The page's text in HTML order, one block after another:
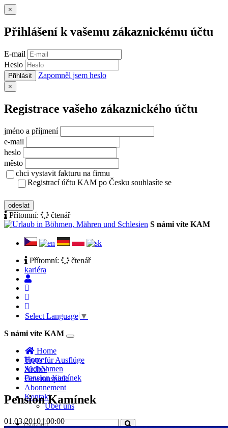
×
Přihlášení k vašemu zákaznickému účtu
E-mail
Heslo
Přihlásit Zapomněl jsem heslo
×
Registrace vašeho zákaznického účtu
jméno a příjmení
e-mail
heslo
město
chci vystavit fakturu na firmu
Registrací účtu KAM po Česku souhlasíte se
odeslat
Přítomní:
čtenář
S námi víte KAM
Přítomní:
čtenář
kariéra
Select Language ▼
S námi víte KAM
Toggle
Home
Tipps für Ausflüge
Archiv
Gewinnspiele
Abonnement
Kontakt
Über uns
Home
Südböhmen
Pension Kamínek
Pension Kamínek
01.03.2010 | 00:00